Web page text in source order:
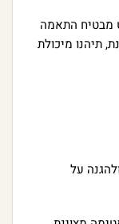
מבטיח התאמה
תיהנו מיכולת
על